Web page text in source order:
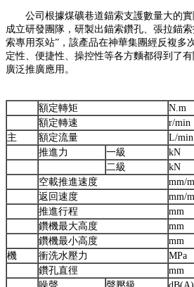
公司根據煤礦巷道錨索支護數量大的實際
成立研發團隊，研製出錨索鑽孔、張拉
索專用泵站”，該產品在神華集團經反複多次試
定性、便捷性、操控性等各方麵都得到了
廣泛推廣應用。
額定轉矩 N.m
額定轉速
r/min
主
額定流量 L/min
推進力
一級 kN
二級
kN
空載推進速度
mm/
返回速度
mm/
推進行程
mm
鑽機最大高度
mm
鑽機最小高度
mm
機
衝洗水壓力 MPa
鑽孔直徑
mm